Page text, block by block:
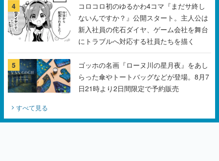
4
コロコロ初のゆるかわ4コマ『まだサ終し
ないんですか？』公開スタート。主人公は
新入社員の侘石ダイヤ、ゲーム会社を舞台
にトラブルへ対応する社員たちを描く
5
ゴッホの名画『ローヌ川の星月夜』をあし
らった傘やトートバッグなどが登場。8月7
日21時より2日間限定で予約販売
すべて見る